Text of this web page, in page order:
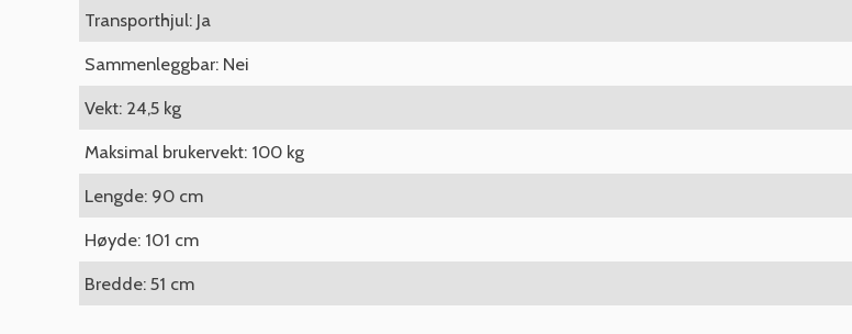
Transporthjul: Ja
Sammenleggbar: Nei
Vekt: 24,5 kg
Maksimal brukervekt: 100 kg
Lengde: 90 cm
Høyde: 101 cm
Bredde: 51 cm